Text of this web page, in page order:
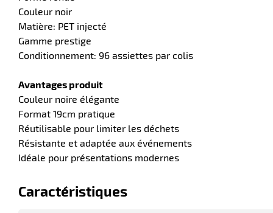
Couleur noir
Matière: PET injecté
Gamme prestige
Conditionnement: 96 assiettes par colis
Avantages produit
Couleur noire élégante
Format 19cm pratique
Réutilisable pour limiter les déchets
Résistante et adaptée aux événements
Idéale pour présentations modernes
Caractéristiques